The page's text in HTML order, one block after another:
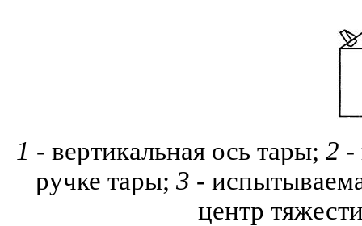
1 - вертикальная ось тары; 2 -
ручке тары; 3 -
центр